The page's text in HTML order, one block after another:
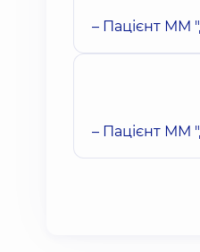
– Пацієнт ММ
– Пацієнт ММ